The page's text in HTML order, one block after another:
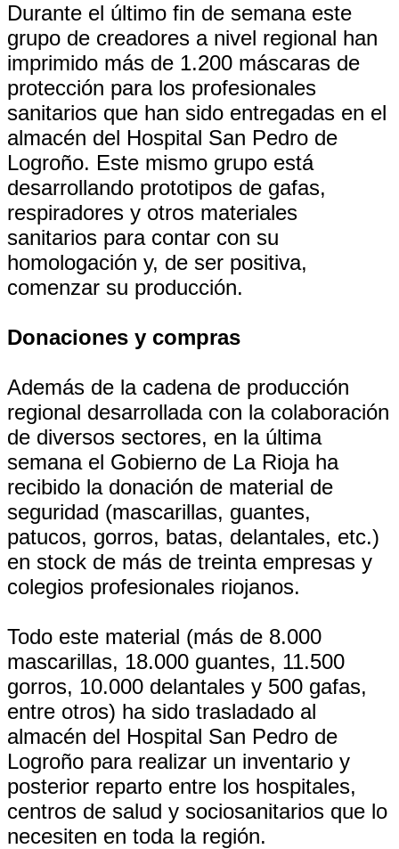
Durante el último fin de semana este
grupo de creadores a nivel regional han
imprimido más de 1.200 máscaras de
protección para los profesionales
sanitarios que han sido entregadas en el
almacén del Hospital San Pedro de
Logroño. Este mismo grupo está
desarrollando prototipos de gafas,
respiradores y otros materiales
sanitarios para contar con su
homologación y, de ser positiva,
comenzar su producción.
Donaciones y compras
Además de la cadena de producción
regional desarrollada con la colaboración
de diversos sectores, en la última
semana el Gobierno de La Rioja ha
recibido la donación de material de
seguridad (mascarillas, guantes,
patucos, gorros, batas, delantales, etc.)
en stock de más de treinta empresas y
colegios profesionales riojanos.
Todo este material (más de 8.000
mascarillas, 18.000 guantes, 11.500
gorros, 10.000 delantales y 500 gafas,
entre otros) ha sido trasladado al
almacén del Hospital San Pedro de
Logroño para realizar un inventario y
posterior reparto entre los hospitales,
centros de salud y sociosanitarios que lo
necesiten en toda la región.